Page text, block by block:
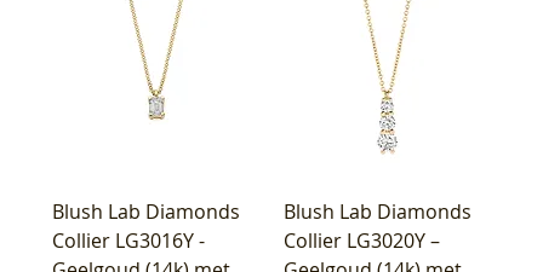
Blush Lab Diamonds
Collier LG3016Y -
Blush Lab Diamonds
Collier LG3020Y –